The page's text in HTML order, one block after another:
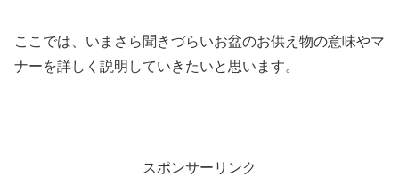
ここでは、いまさら聞きづらいお盆のお供え物の意味やマ
ナーを詳しく説明していきたいと思います。
スポンサーリンク